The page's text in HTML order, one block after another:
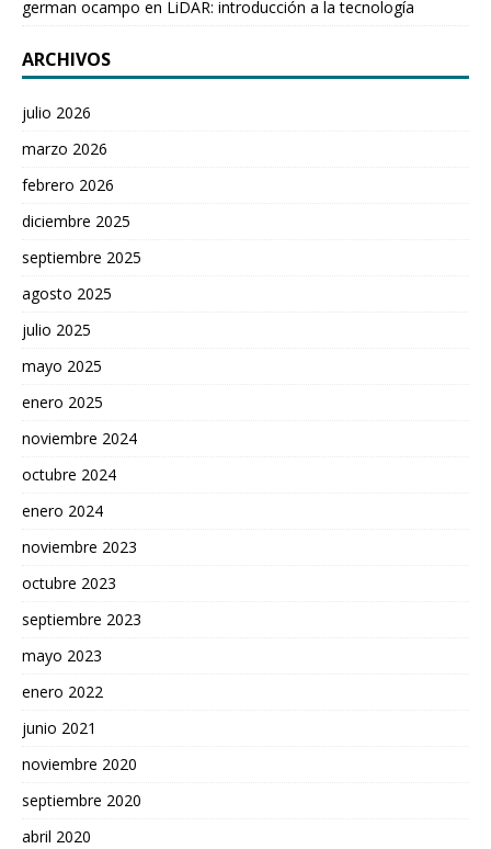
german ocampo en LiDAR: introducción a la tecnología
ARCHIVOS
julio 2026
marzo 2026
febrero 2026
diciembre 2025
septiembre 2025
agosto 2025
julio 2025
mayo 2025
enero 2025
noviembre 2024
octubre 2024
enero 2024
noviembre 2023
octubre 2023
septiembre 2023
mayo 2023
enero 2022
junio 2021
noviembre 2020
septiembre 2020
abril 2020